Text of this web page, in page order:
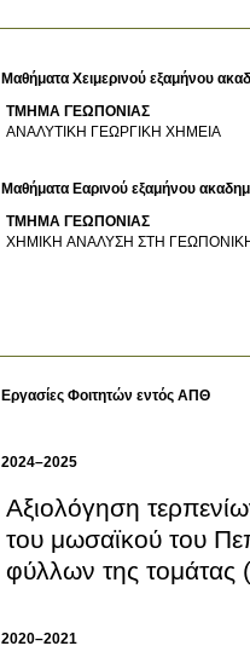
Μαθήματα Χειμερινού εξαμήνου
ΤΜΗΜΑ ΓΕΩΠΟΝΙΑΣ
ΑΝΑΛΥΤΙΚΗ ΓΕΩΡΓΙΚΗ ΧΗΜΕΙΑ
Μαθήματα Εαρινού εξαμήνου
ΤΜΗΜΑ ΓΕΩΠΟΝΙΑΣ
ΧΗΜΙΚΗ ΑΝΑΛΥΣΗ ΣΤΗ
Εργασίες Φοιτητών εντός ΑΠΘ
2024–2025
Αξιολόγηση τερπενίων και
του μωσαϊκού του
φύλλων της τομάτας
2020–2021